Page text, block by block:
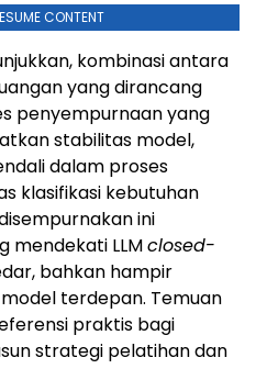
CONTENT
kombinasi antara
yang dirancang
penyempurnaan yang
stabilitas model,
dalam proses
klasifikasi kebutuhan
ini
mendekati LLMclosed-
bahkan hampir
terdepan. Temuan
praktis bagi
strategi pelatihan dan